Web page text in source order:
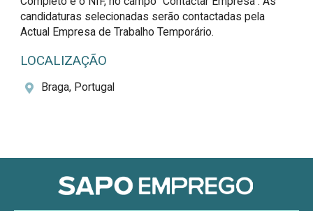
candidaturas selecionadas serão contactadas pela
Actual Empresa de Trabalho Temporário.
LOCALIZAÇÃO
Braga, Portugal